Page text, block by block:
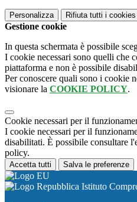
Personalizza Rifiuta tutti i cookies
Gestione cookie
In questa schermata è possibile
I cookie necessari sono quelli che
piattaforma e non è possibile
Per conoscere quali sono i cookie
visionare la COOKIE POLICY.
Cookie necessari per il
I cookie necessari per il
disabilitati. È possibile consultare
policy.
Accetta tutti Salva le preferenze
Istituto